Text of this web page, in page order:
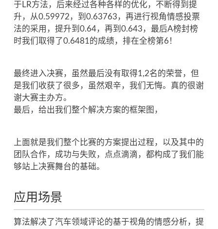
于LR方法，后来经过各种各样的优化，不断得到提
升，从0.59972，到0.63763，再进行视角情感投票
法的采用，提升到0.64，再到0.643，最后A榜封榜
时我们取得了0.6481的成绩，排在全榜第6！
最终进入决赛，虽然最后没有取得1,2名的荣誉，但
是我们收获了很多，虽然艰辛，我们无悔。真的很谢
谢大赛主办方。
最后，给出我们整个解决方案的框架图，
上面就是我们整个比赛的方案提出过程，以及其中的
团队合作，成功与失败，点点滴滴，都构成了我们能
够站上决赛舞台的基础。
应用场景
算法解决了汽车领域评论的基于视角的情感分析，提